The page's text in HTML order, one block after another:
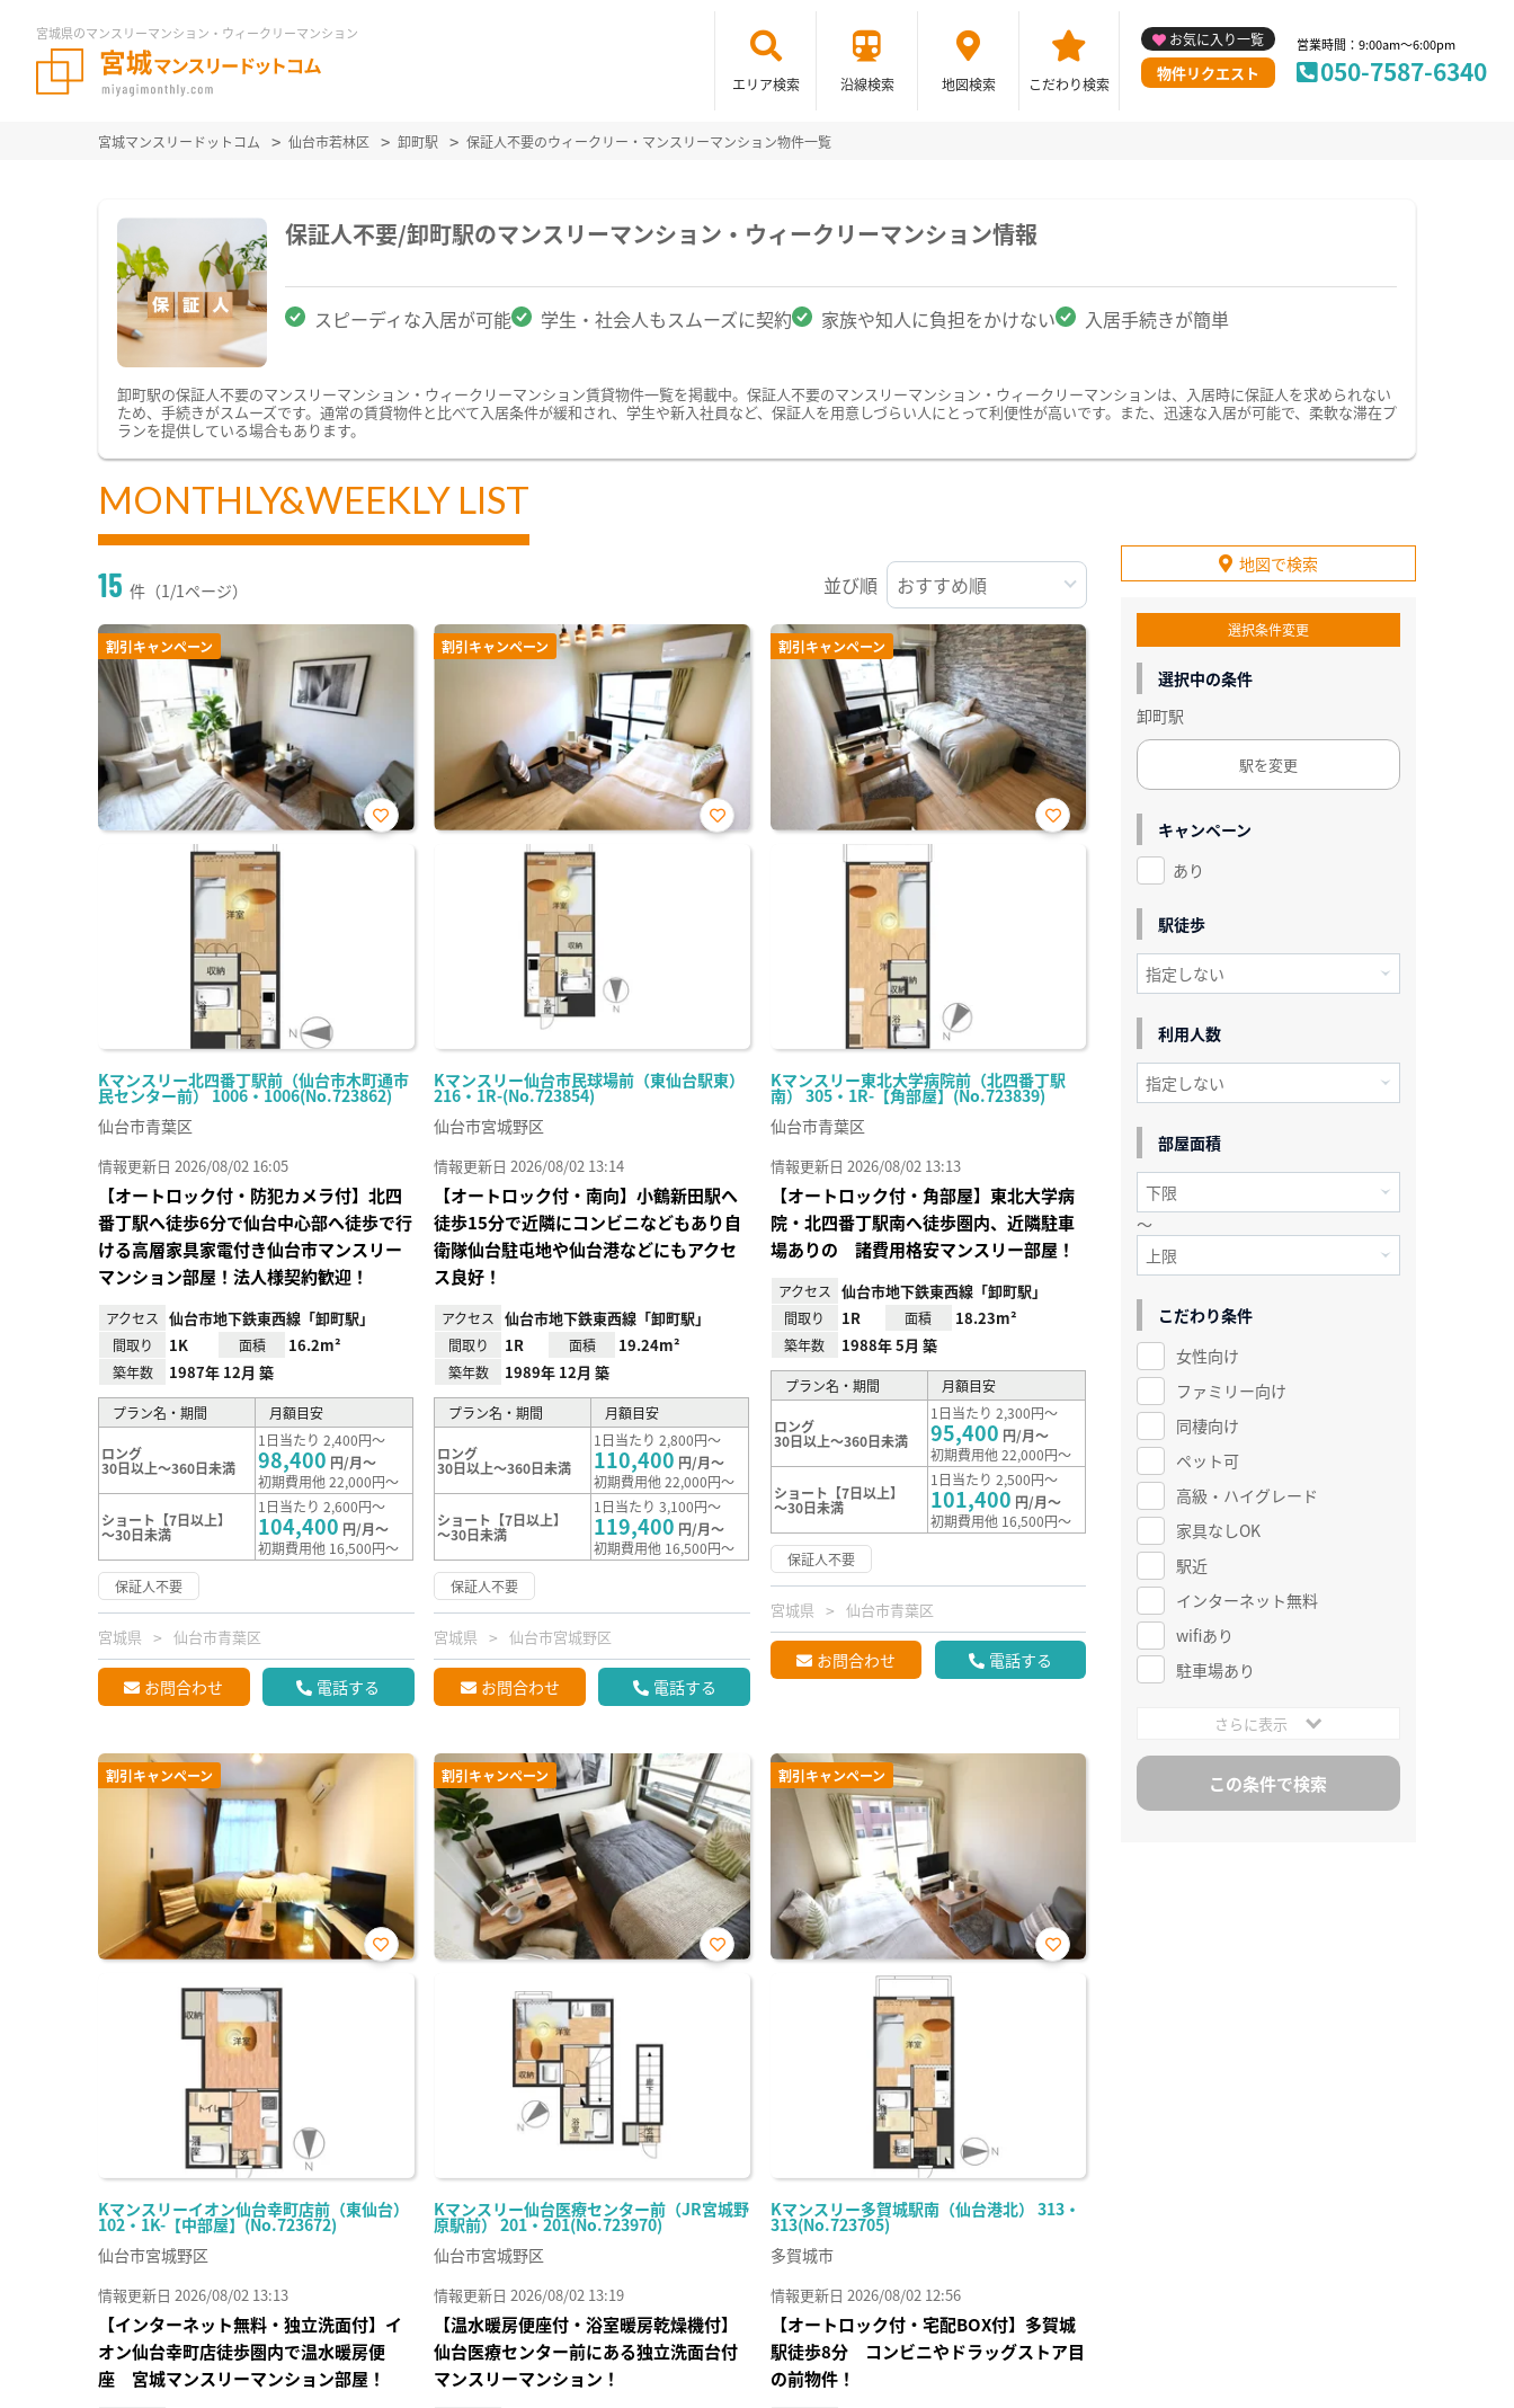
宮城県のマンスリーマンション・ウィークリーマンション
エリア検索 沿線検索 地図検索 こだわり検索
お気に入り一覧
物件リクエスト
営業時間：9:00am～6:00pm
050-7587-6340
宮城マンスリードットコム 仙台市若林区 卸町駅 保証人不要のウィークリー・マンスリーマンション物件一覧
保証人不要/卸町駅のマンスリーマンション・ウィークリーマンション情報
スピーディな入居が可能 学生・社会人もスムーズに契約 家族や知人に負担をかけない 入居手続きが簡単
卸町駅の保証人不要のマンスリーマンション・ウィークリーマンション賃貸物件一覧を掲載中。保証人不要のマンスリーマンション・ウィークリーマンションは、入居時に保証人を求められない
ため、手続きがスムーズです。通常の賃貸物件と比べて入居条件が緩和され、学生や新入社員など、保証人を用意しづらい人にとって利便性が高いです。また、迅速な入居が可能で、柔軟な滞在プ
ランを提供している場合もあります。
MONTHLY&WEEKLY LIST
15 件（1/1ページ） 並び順
割引キャンペーン
Kマンスリー北四番丁駅前（仙台市木町通市
民センター前） 1006・1006(No.723862)
お気
仙台市青葉区
情報更新日 2026/08/02 16:05
【オートロック付・防犯カメラ付】北四
番丁駅へ徒歩6分で仙台中心部へ徒歩で行
ける高層家具家電付き仙台市マンスリー
マンション部屋！法人様契約歓迎！
アクセス 仙台市地下鉄東西線「卸町駅」
間取り 1K 面積 16.2m²
築年数 1987年 12月 築
プラン名・期間 月額目安
ロング
30日以上～360日未満
1日当たり 2,400円～
98,400 円/月～
初期費用他 22,000円～
ショート【7日以上】
～30日未満
1日当たり 2,600円～
104,400 円/月～
初期費用他 16,500円～
保証人不要
宮城県 仙台市青葉区
お問合わせ 電話する
割引キャンペーン
Kマンスリー仙台市民球場前（東仙台駅東）
216・1R-(No.723854)
お気
仙台市宮城野区
情報更新日 2026/08/02 13:14
【オートロック付・南向】小鶴新田駅へ
徒歩15分で近隣にコンビニなどもあり自
衛隊仙台駐屯地や仙台港などにもアクセ
ス良好！
アクセス 仙台市地下鉄東西線「卸町駅」
間取り 1R 面積 19.24m²
築年数 1989年 12月 築
プラン名・期間 月額目安
ロング
30日以上～360日未満
1日当たり 2,800円～
110,400 円/月～
初期費用他 22,000円～
ショート【7日以上】
～30日未満
1日当たり 3,100円～
119,400 円/月～
初期費用他 16,500円～
保証人不要
宮城県 仙台市宮城野区
お問合わせ 電話する
割引キャンペーン
Kマンスリー東北大学病院前（北四番丁駅
南） 305・1R-【角部屋】(No.723839)
お気
仙台市青葉区
情報更新日 2026/08/02 13:13
【オートロック付・角部屋】東北大学病
院・北四番丁駅南へ徒歩圏内、近隣駐車
場ありの 諸費用格安マンスリー部屋！
アクセス 仙台市地下鉄東西線「卸町駅」
間取り 1R 面積 18.23m²
築年数 1988年 5月 築
プラン名・期間 月額目安
ロング
30日以上～360日未満
1日当たり 2,300円～
95,400 円/月～
初期費用他 22,000円～
ショート【7日以上】
～30日未満
1日当たり 2,500円～
101,400 円/月～
初期費用他 16,500円～
保証人不要
宮城県 仙台市青葉区
お問合わせ 電話する
割引キャンペーン
Kマンスリーイオン仙台幸町店前（東仙台）
102・1K-【中部屋】(No.723672)
お気
仙台市宮城野区
情報更新日 2026/08/02 13:13
【インターネット無料・独立洗面付】イ
オン仙台幸町店徒歩圏内で温水暖房便
座 宮城マンスリーマンション部屋！
割引キャンペーン
Kマンスリー仙台医療センター前（JR宮城野
原駅前） 201・201(No.723970)
お気
仙台市宮城野区
情報更新日 2026/08/02 13:19
【温水暖房便座付・浴室暖房乾燥機付】
仙台医療センター前にある独立洗面台付
マンスリーマンション！
割引キャンペーン
Kマンスリー多賀城駅南（仙台港北） 313・
313(No.723705)
お気
多賀城市
情報更新日 2026/08/02 12:56
【オートロック付・宅配BOX付】多賀城
駅徒歩8分 コンビニやドラッグストア目
の前物件！
地図で検索
選択条件変更
選択中の条件
卸町駅
駅を変更
キャンペーン
あり
駅徒歩
利用人数
部屋面積
～
こだわり条件
女性向け
ファミリー向け
同棲向け
ペット可
高級・ハイグレード
家具なしOK
駅近
インターネット無料
wifiあり
駐車場あり
さらに表示